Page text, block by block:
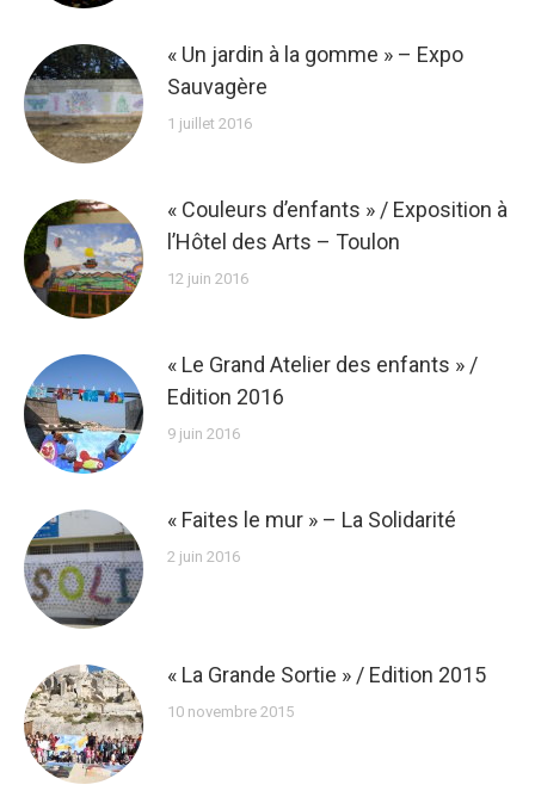
« Un jardin à la gomme » – Expo
Sauvagère
1 juillet 2016
« Couleurs d’enfants » / Exposition à
l’Hôtel des Arts – Toulon
12 juin 2016
« Le Grand Atelier des enfants » /
Edition 2016
9 juin 2016
« Faites le mur » – La Solidarité
2 juin 2016
« La Grande Sortie » / Edition 2015
10 novembre 2015